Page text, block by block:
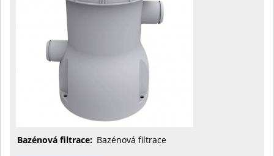
Bazénová filtrace: Bazénová filtrace